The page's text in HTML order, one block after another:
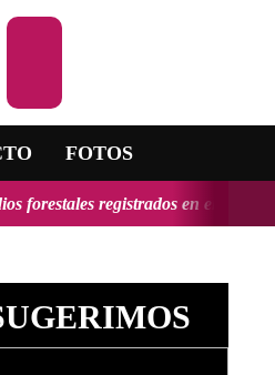
FOTOS
el país fueron provocados y